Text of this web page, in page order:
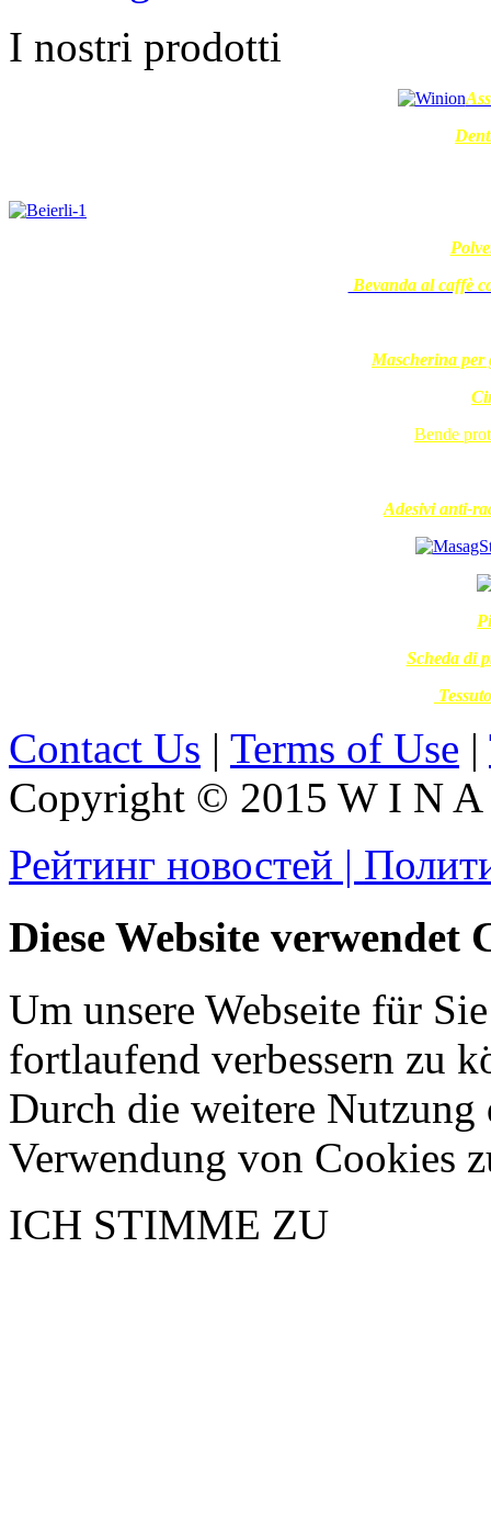
I nostri prodotti
Bevanda al caffè
Mascherina per
Bende
Adesivi anti-
Scheda di
Contact Us | Terms of Use |
Copyright © 2015 W I N
Рейтинг новостей |
Diese Website verwendet
Um unsere Webseite für
fortlaufend verbessern zu
Durch die weitere Nutzung
Verwendung von Cookies
ICH STIMME ZU